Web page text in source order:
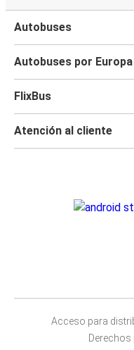
Autobuses
Autobuses por Europa
FlixBus
Atención al cliente
Acceso para